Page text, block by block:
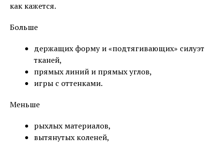
как кажется.
Больше
держащих форму и «подтягивающих» силуэт
тканей,
прямых линий и прямых углов,
игры с оттенками.
Меньше
рыхлых материалов,
вытянутых коленей,